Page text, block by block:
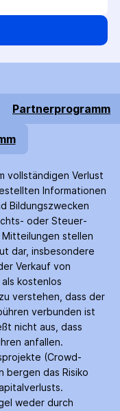
Partnerprogramm
voll­ständigen Verlust
Informationen
Bildungs­zwecken
oder Steuer­
stellen
dar, insbesondere
Verkauf von
kostenlos
verstehen, dass der
verbunden ist
nicht aus, dass
anfallen.
(Crowd­
bergen das Risiko
weder durch